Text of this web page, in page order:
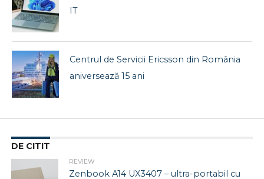
IT
Centrul de Servicii Ericsson din România
aniversează 15 ani
DE CITIT
REVIEW
Zenbook A14 UX3407 – ultra-portabil cu